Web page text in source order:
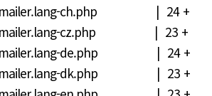
ch.php | 24 +
cz.php | 23 +
de.php | 24 +
dk.php | 23 +